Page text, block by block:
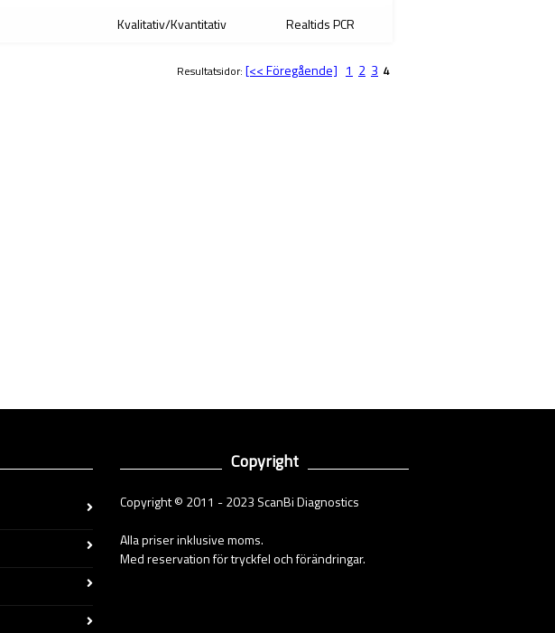
Kvalitativ/Kvantitativ Realtids PCR
Resultatsidor: [<< Föregående] 1 2 3 4
Copyright
Copyright © 2011 - 2023 ScanBi Diagnostics
Alla priser inklusive moms.
Med reservation för tryckfel och förändringar.